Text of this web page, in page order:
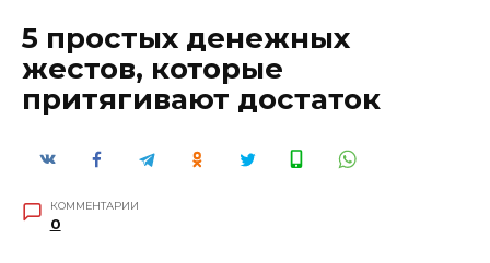
5 простых денежных
жестов, которые
притягивают достаток
КОММЕНТАРИИ
0